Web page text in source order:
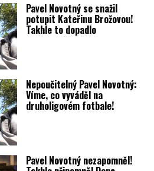
Pavel Novotný se snažil
potupit Kateřinu Brožovou!
Takhle to dopadlo
Nepoučitelný Pavel Novotný:
Víme, co vyváděl na
druholigovém fotbale!
Pavel Novotný nezapomněl!